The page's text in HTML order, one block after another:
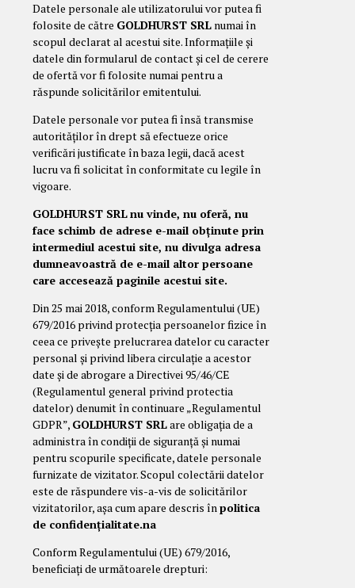
Datele personale ale utilizatorului vor putea fi
folosite de către GOLDHURST SRL numai în
scopul declarat al acestui site. Informațiile și
datele din formularul de contact și cel de cerere
de ofertă vor fi folosite numai pentru a
răspunde solicitărilor emitentului.
Datele personale vor putea fi însă transmise
autorităților în drept să efectueze orice
verificări justificate în baza legii, dacă acest
lucru va fi solicitat în conformitate cu legile în
vigoare.
GOLDHURST SRLnu vinde, nu oferă, nu
face schimb de adrese e-mail obținute prin
intermediul acestui site, nu divulga adresa
dumneavoastră de e-mail altor persoane
care accesează paginile acestui site.
Din 25 mai 2018, conform Regulamentului (UE)
679/2016 privind protecția persoanelor fizice în
ceea ce privește prelucrarea datelor cu caracter
personal și privind libera circulație a acestor
date și de abrogare a Directivei 95/46/CE
(Regulamentul general privind protectia
datelor) denumit în continuare „Regulamentul
GDPR”, GOLDHURST SRLare obligația de a
administra în condiții de siguranță și numai
pentru scopurile specificate, datele personale
furnizate de vizitator. Scopul colectării datelor
este de răspundere vis-a-vis de solicitărilor
vizitatorilor, așa cum apare descris înpolitica
de confidențialitate.na
Conform Regulamentului (UE) 679/2016,
beneficiați de următoarele drepturi: